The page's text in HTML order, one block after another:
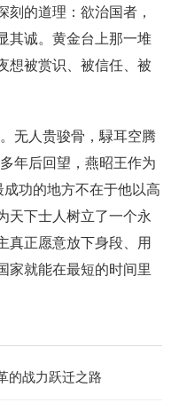
刻的道理：欲治国者，
其诚。黄金台上那一堆
想被赏识、被信任、被
无人贵骏骨，騄耳空腾
年后回望，燕昭王作为
成功的地方不在于他以高
天下士人树立了一个永
正愿意放下身段、用
家就能在最短的时间里
的战力跃迁之路